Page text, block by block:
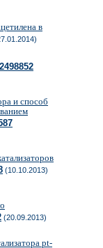
в
и способ
(10.10.2013)
(20.09.2013)
pt-